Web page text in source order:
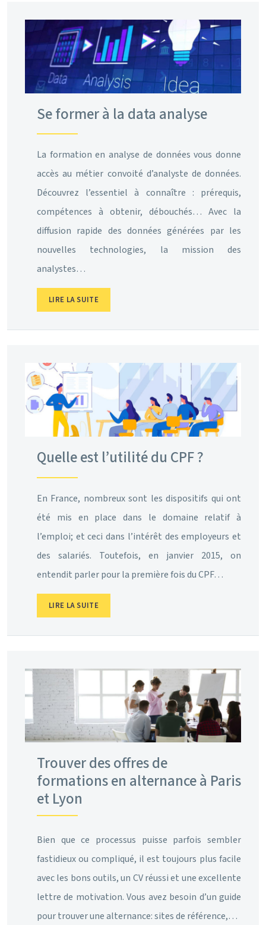
Se former à la data analyse
La formation en analyse de données vous donne
accès au métier convoité d’analyste de données.
Découvrez l’essentiel à connaître : prérequis,
compétences à obtenir, débouchés… Avec la
diffusion rapide des données générées par les
nouvelles technologies, la mission des
analystes…
LIRE LA SUITE
Quelle est l’utilité du CPF ?
En France, nombreux sont les dispositifs qui ont
été mis en place dans le domaine relatif à
l’emploi; et ceci dans l’intérêt des employeurs et
des salariés. Toutefois, en janvier 2015, on
entendit parler pour la première fois du CPF…
LIRE LA SUITE
Trouver des offres de
formations en alternance à Paris
et Lyon
Bien que ce processus puisse parfois sembler
fastidieux ou compliqué, il est toujours plus facile
avec les bons outils, un CV réussi et une excellente
lettre de motivation. Vous avez besoin d’un guide
pour trouver une alternance: sites de référence,…